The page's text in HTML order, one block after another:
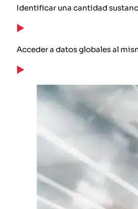
Identificar una cantidad
Acceder a datos globales al